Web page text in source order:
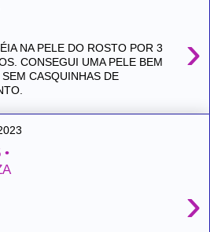
›
NA PELE DO ROSTO POR 3
CONSEGUI UMA PELE BEM
SEM CASQUINHAS DE
›